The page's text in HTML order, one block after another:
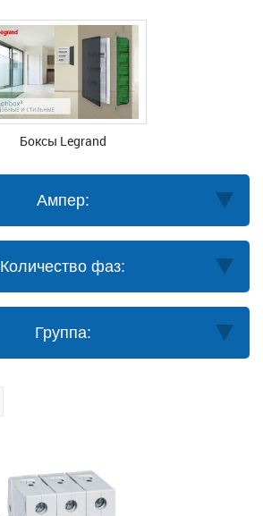
Боксы Legrand
Ампер:
Количество фаз:
Группа: